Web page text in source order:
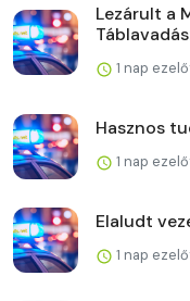
Lezárult a
1 nap
Hasznos
1 nap
Elaludt
1 nap